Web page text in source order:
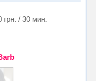
грн. / 30 мин.